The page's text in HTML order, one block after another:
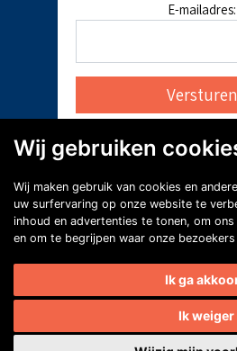
E-mailadres:
Wij gebruiken
Wij maken gebruik van cookies en
uw surfervaring op onze website te
inhoud en advertenties te tonen, om
en om te begrijpen waar onze
Ik ga
Ik weiger